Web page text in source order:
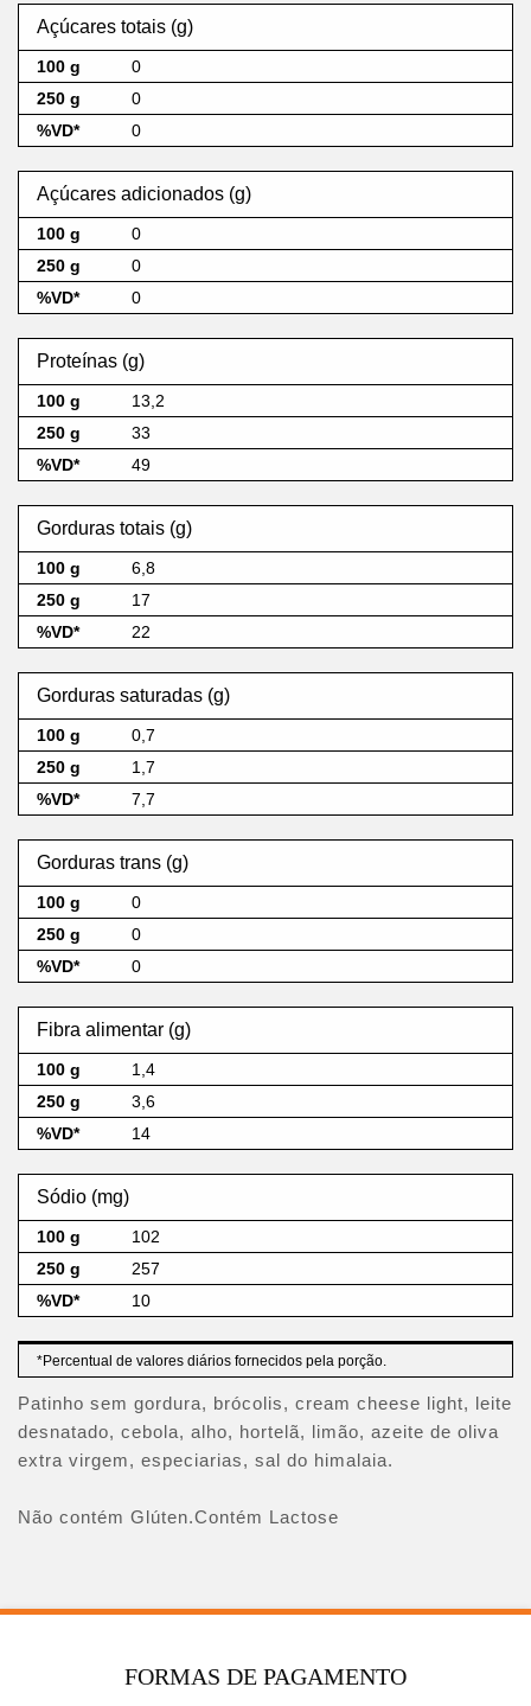
Açúcares totais (g)
0
0
0
Açúcares adicionados (g)
0
0
0
Proteínas (g)
13,2
33
49
Gorduras totais (g)
6,8
17
22
Gorduras saturadas (g)
0,7
1,7
7,7
Gorduras trans (g)
0
0
0
Fibra alimentar (g)
1,4
3,6
14
Sódio (mg)
102
257
10
*Percentual de valores diários fornecidos pela porção.
Patinho sem gordura, brócolis, cream cheese light, leite
desnatado, cebola, alho, hortelã, limão, azeite de oliva
extra virgem, especiarias, sal do himalaia.
Não contém Glúten.Contém Lactose
FORMAS DE PAGAMENTO